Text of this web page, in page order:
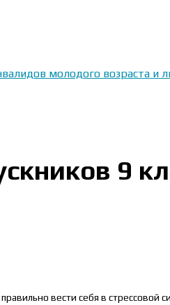
молодого возраста
9
вести себя в